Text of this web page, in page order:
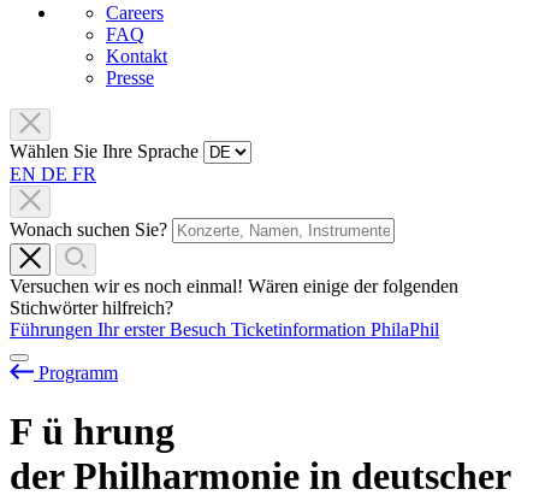
Careers
FAQ
Kontakt
Presse
Wählen Sie Ihre Sprache
EN DE FR
Wonach suchen Sie?
Versuchen wir es noch einmal! Wären einige der folgenden
Stichwörter hilfreich?
Führungen Ihr erster Besuch Ticketinformation PhilaPhil
Programm
F ü hrung
der Philharmonie in deutscher